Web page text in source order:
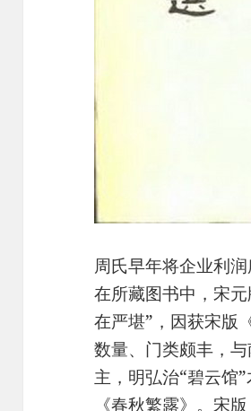
周氏早年将企业利
在所藏图书中，宋
在严堪”，因获宋版
数量、门类颇丰，
主，明弘治“碧云馆
《春秋繁露》。宋